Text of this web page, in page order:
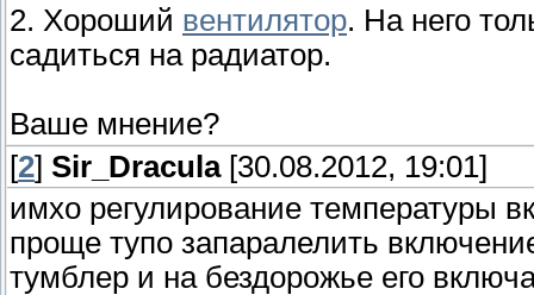
2. Хороший вентилятор. На него
садиться на радиатор.
Ваше мнение?
[2] Sir_Dracula[30.08.2012, 19:01]
имхо регулирование температуры
проще тупо запаралелить
тумблер и на бездорожье его